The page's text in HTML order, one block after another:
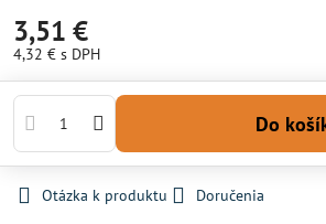
3,51 €
4,32 € s DPH
Do
Otázka k produktu
Doručenia